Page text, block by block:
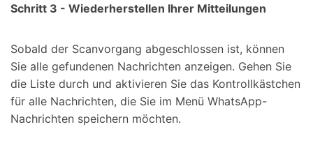
Schritt 3 - Wiederherstellen Ihrer Mitteilungen
Sobald der Scanvorgang abgeschlossen ist, können
Sie alle gefundenen Nachrichten anzeigen. Gehen Sie
die Liste durch und aktivieren Sie das Kontrollkästchen
für alle Nachrichten, die Sie im Menü WhatsApp-
Nachrichten speichern möchten.